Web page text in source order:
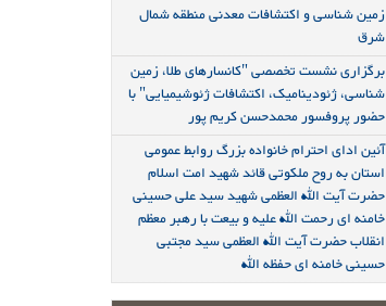
زمین شناسی و اکتشافات معدنی منطقه شمال
شرق
برگزاری نشست تخصصی "کانسارهای طلا، زمین
شناسی، ژئودینامیک، اکتشافات ژئوشیمیایی" با
حضور پروفسور محمدحسن کریم پور
آئین ادای احترام خانواده بزرگ روابط عمومی
استان به روح ملکوتی قائد شهید امت اسلام
حضرت آیت الله العظمی شهید سید علی حسینی
خامنه ای رحمت الله علیه و بیعت با رهبر معظم
انقلاب حضرت آیت الله العظمی سید مجتبی
حسینی خامنه ای حفظه الله